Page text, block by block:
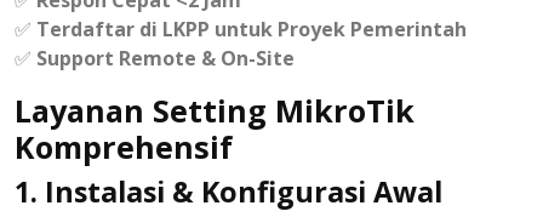
✅ Terdaftar di LKPP untuk Proyek Pemerintah
✅ Support Remote & On-Site
Layanan Setting MikroTik
Komprehensif
1. Instalasi & Konfigurasi Awal